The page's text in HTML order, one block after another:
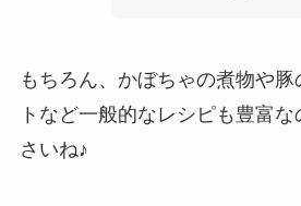
もちろん、かぼちゃの煮物や
トなど一般的なレシピも豊富
さいね♪